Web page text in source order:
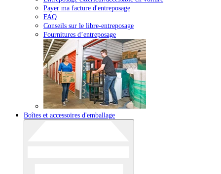
Payer ma facture d'entreposage
FAQ
Conseils sur le libre-entreposage
Fournitures d’entreposage
Boîtes et accessoires d'emballage